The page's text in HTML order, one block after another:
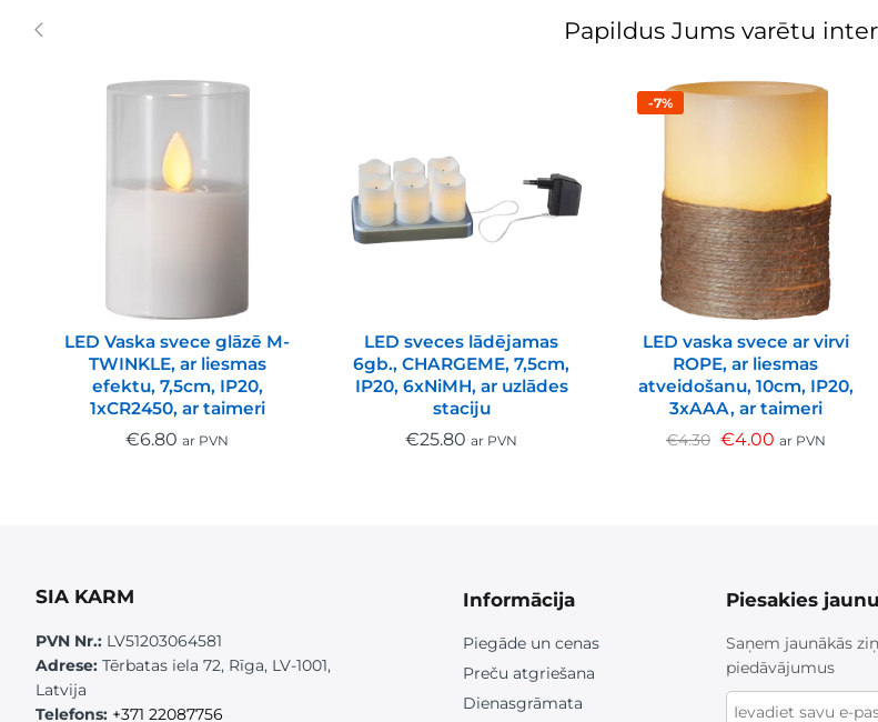
Papildus Jums varētu
LED Vaska svece glāzē M-
TWINKLE, ar liesmas
efektu, 7,5cm, IP20,
1xCR2450, ar taimeri
€6.80 ar PVN
LED sveces lādējamas
6gb., CHARGEME, 7,5cm,
IP20, 6xNiMH, ar uzlādes
staciju
€25.80 ar PVN
-7%
LED vaska svece ar virvi
ROPE, ar liesmas
atveidošanu, 10cm, IP20,
3xAAA, ar taimeri
€4.30 €4.00 ar PVN
SIA KARM
PVN Nr.:LV51203064581
Adrese:Tērbatas iela 72, Rīga, LV-1001,
Latvija
Telefons: +371 22087756
Informācija
Piegāde un cenas
Preču atgriešana
Dienasgrāmata
Piesakies
Saņem jaunākās
piedāvājumus